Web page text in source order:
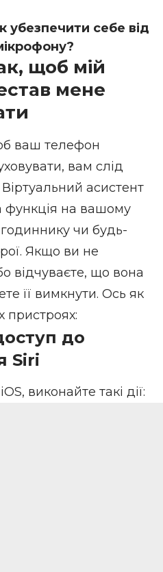
убезпечити себе від
щоб мій
мене
ваш телефон
вам слід
асистент
функція на вашому
чи будь-
Якщо ви не
відчуваєте, що вона
її вимкнути. Ось як
пристроях:
до
Siri
виконайте такі дії: